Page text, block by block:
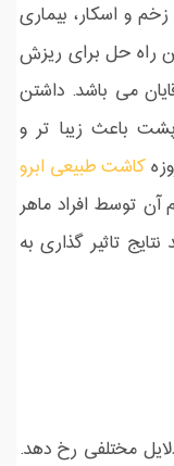
و اسکار، بیماری
راه حل برای ریزش
می باشد. داشتن
باعث زیبا تر و
کاشت طبیعی ابرو
توسط افراد ماهر
تاثیر گذاری به
مختلفی رخ دهد.